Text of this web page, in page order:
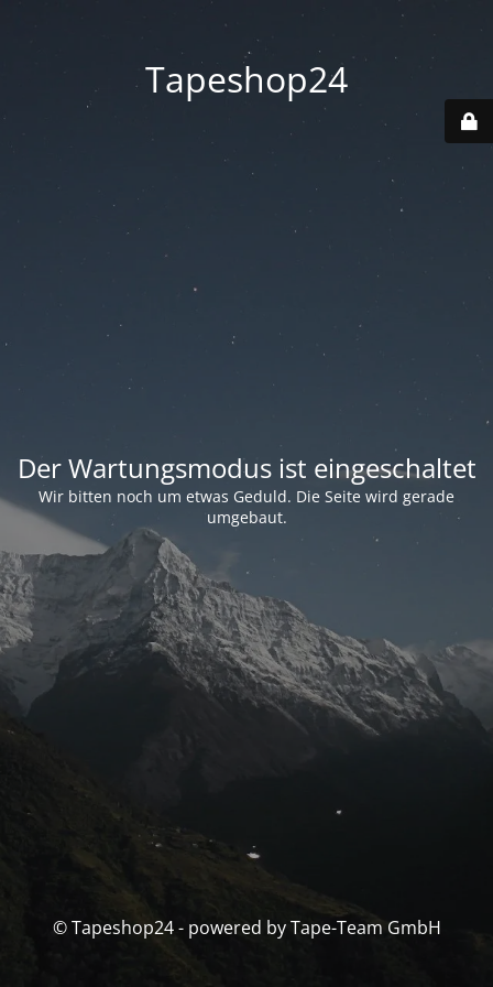
Tapeshop24
Der Wartungsmodus ist eingeschaltet
Wir bitten noch um etwas Geduld. Die Seite wird gerade
umgebaut.
© Tapeshop24 - powered by Tape-Team GmbH